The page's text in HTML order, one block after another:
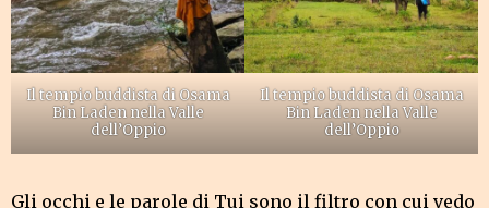
Il tempio buddista di Osama
Bin Laden nella Valle
dell’Oppio
Il tempio buddista di Osama
Bin Laden nella Valle
dell’Oppio
Gli occhi e le parole di Tui sono il filtro con cui vedo